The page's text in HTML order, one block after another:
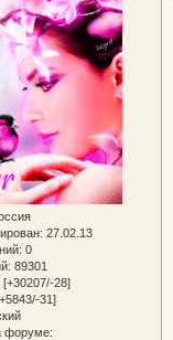
: 27.02.13
0
89301
[+30207/-28]
31]
форуме: